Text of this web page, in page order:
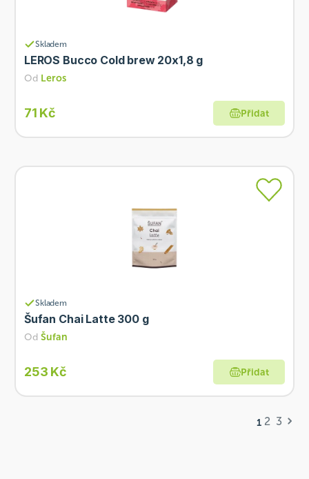
Skladem
LEROS Bucco Cold brew 20x1,8 g
Od Leros
71 Kč Přidat
Skladem
Šufan Chai Latte 300 g
Od Šufan
253 Kč Přidat
1 2 3